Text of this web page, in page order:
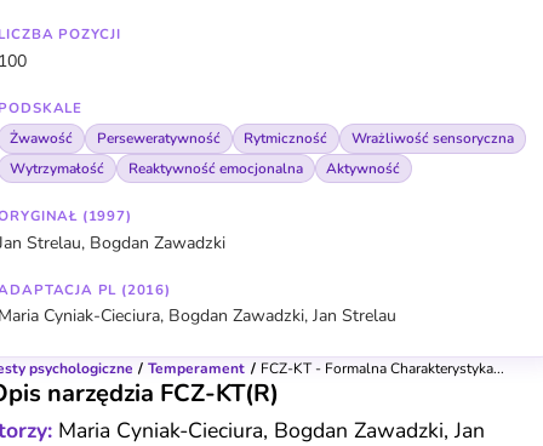
POZYCJI
Żwawość
Perseweratywność Rytmiczność
Wrażliwość sensoryczna
Wytrzymałość
Reaktywność emocjonalna Aktywność
(1997)
Strelau, Bogdan Zawadzki
PL (2016)
Cyniak-Cieciura, Bogdan Zawadzki, Jan Strelau
psychologiczne Temperament FCZ-KT - Formalna Charakterystyka...
narzędzia FCZ-KT(R)
Maria Cyniak-Cieciura, Bogdan Zawadzki, Jan